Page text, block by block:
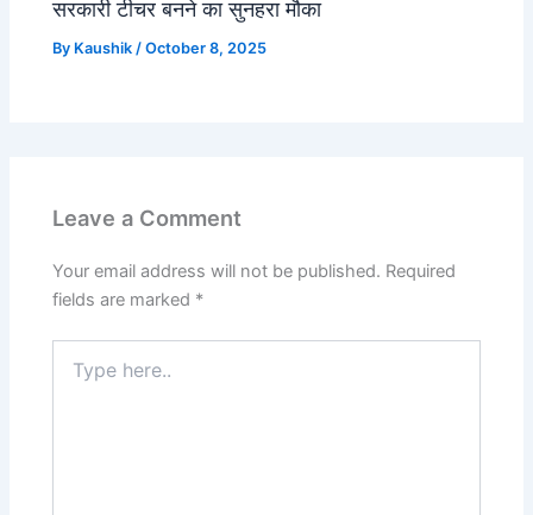
सरकारी टीचर बनने का सुनहरा मौका
By Kaushik/October 8, 2025
Leave a Comment
Your email address will not be published. Required
fields are marked *
here..